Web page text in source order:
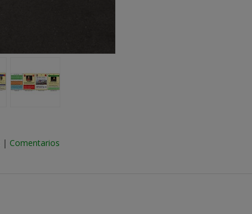
| Comentarios